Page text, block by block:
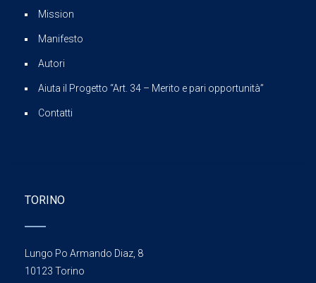
Mission
Manifesto
Autori
Aiuta il Progetto “Art. 34 – Merito e pari opportunità”
Contatti
TORINO
Lungo Po Armando Diaz, 8
10123 Torino